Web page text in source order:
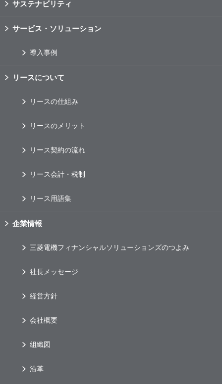
サステナビリティ
サービス・ソリューション
導入事例
リースについて
リースの仕組み
リースのメリット
リース契約の流れ
リース会計・税制
リース用語集
企業情報
三菱電機フィナンシャルソリューションズのつよみ
社長メッセージ
経営方針
会社概要
組織図
沿革